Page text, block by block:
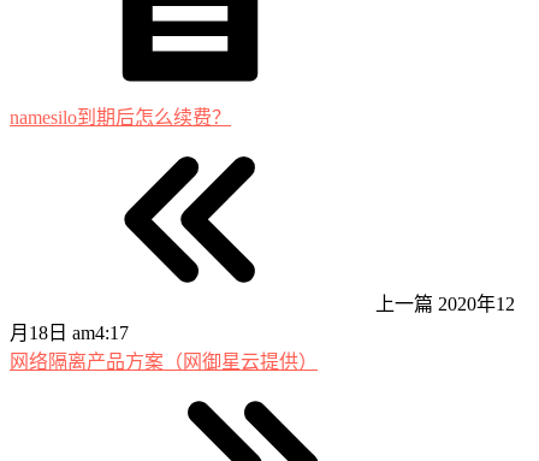
namesilo到期后怎么续费？
上一篇 2020年12
月18日 am4:17
网络隔离产品方案（网御星云提供）